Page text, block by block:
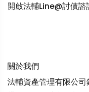
開啟法輔Line@討債諮
關於我們
法輔資產管理有限公